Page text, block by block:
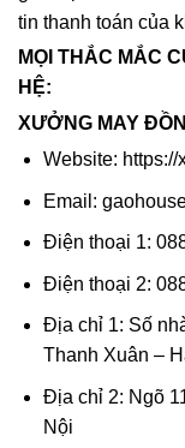
tin thanh toán của
MỌI THẮC MẮC
HỆ:
XƯỞNG MAY
Website:
Email:
Điện thoại 1:
Điện thoại 2:
Địa chỉ 1: Số
Thanh Xuân –
Địa chỉ 2: Ngõ
Nội